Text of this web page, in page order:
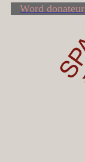
Word donateur